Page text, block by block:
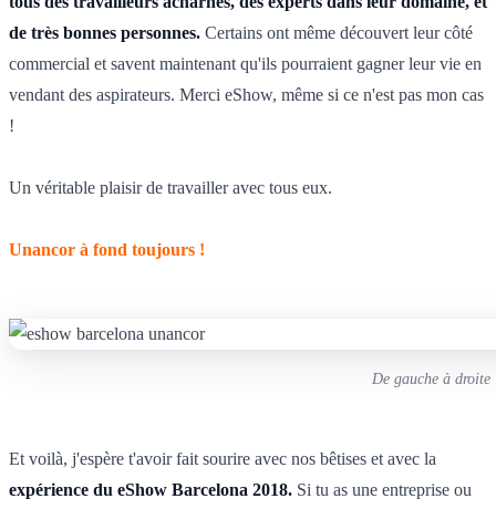
de très bonnes personnes. Certains ont même découvert leur côté
commercial et savent maintenant qu'ils pourraient gagner leur vie en
vendant des aspirateurs. Merci eShow, même si ce n'est pas mon cas
!
Un véritable plaisir de travailler avec tous eux.
Unancor à fond toujours !
De gauche à
Et voilà, j'espère t'avoir fait sourire avec nos bêtises et avec la
expérience du eShow Barcelona 2018. Si tu as une entreprise ou